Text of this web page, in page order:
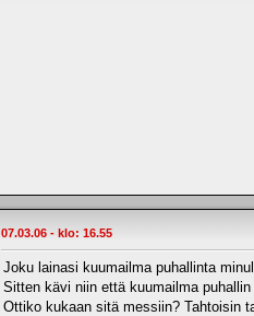
07.03.06 - klo: 16.55
Joku lainasi kuumailma puhallinta
Sitten kävi niin että kuumailma puhallin
Ottiko kukaan sitä messiin? Tahtoisin